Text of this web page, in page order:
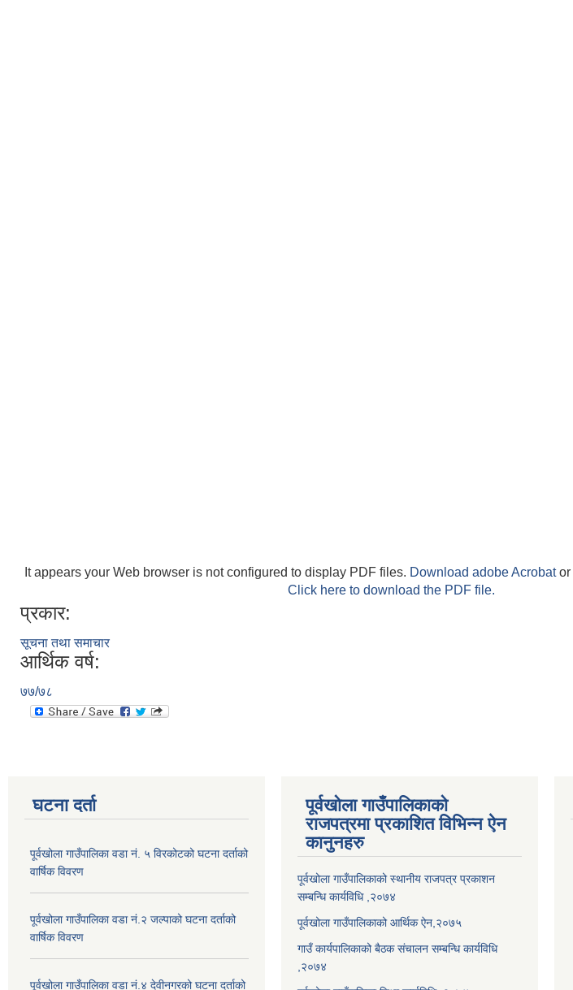
It appears your Web browser is not configured to display PDF files. Download adobe Acrobator
Click here to download the PDF file.
प्रकार:
सूचना तथा समाचार
आर्थिक वर्ष:
७७/७८
घटना दर्ता
पूर्वखोला गाउँपालिका वडा नं. ५ विरकोटको घटना दर्ताको
वार्षिक विवरण
पूर्वखोला गाउँपालिका वडा नं.२ जल्पाको घटना दर्ताको
वार्षिक विवरण
पूर्वखोला गाउँपालिका वडा नं.४ देवीनगरको घटना दर्ताको
पूर्वखोला गाउँपालिकाको
राजपत्रमा प्रकाशित विभिन्न ऐन
कानुनहरु
पूर्वखोला गाउँपालिकाको स्थानीय राजपत्र प्रकाशन
सम्बन्धि कार्यविधि ,२०७४
पूर्वखोला गाउँपालिकाको आर्थिक ऐन,२०७५
गाउँ कार्यपालिकाको बैठक संचालन सम्बन्धि कार्यविधि
,२०७४